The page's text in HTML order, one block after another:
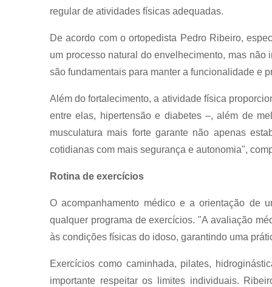
regular de atividades físicas adequadas.
De acordo com o ortopedista Pedro Ribeiro,
um processo natural do envelhecimento, mas
são fundamentais para manter a funcionalidade e
Além do fortalecimento, a atividade física
entre elas, hipertensão e diabetes –, além de
musculatura mais forte garante não apenas
cotidianas com mais segurança e autonomia",
Rotina de exercícios
O acompanhamento médico e a orientação de
qualquer programa de exercícios. "A avaliação
às condições físicas do idoso, garantindo uma
Exercícios como caminhada, pilates,
importante respeitar os limites individuais.